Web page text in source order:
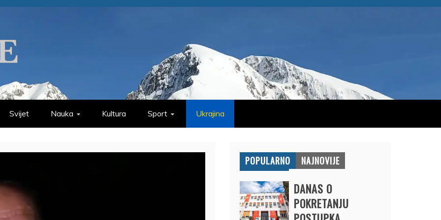
Svijet Nauka Kultura Sport Ukrajina
POPULARNO NAJNOVIJE
DANAS O
POKRETANJU